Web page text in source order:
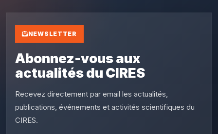
NEWSLETTER
Abonnez-vous aux
actualités du CIRES
Recevez directement par email les actualités,
publications, événements et activités scientifiques du
CIRES.